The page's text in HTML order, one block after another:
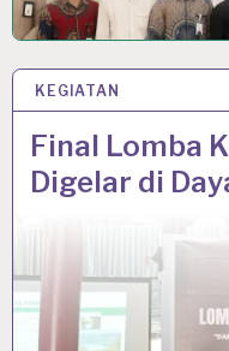
KEGIATAN
Final Lomba
Digelar di
19 JAN 2026